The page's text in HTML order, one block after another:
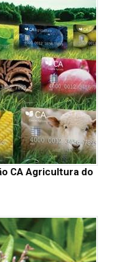
CA Agricultura do